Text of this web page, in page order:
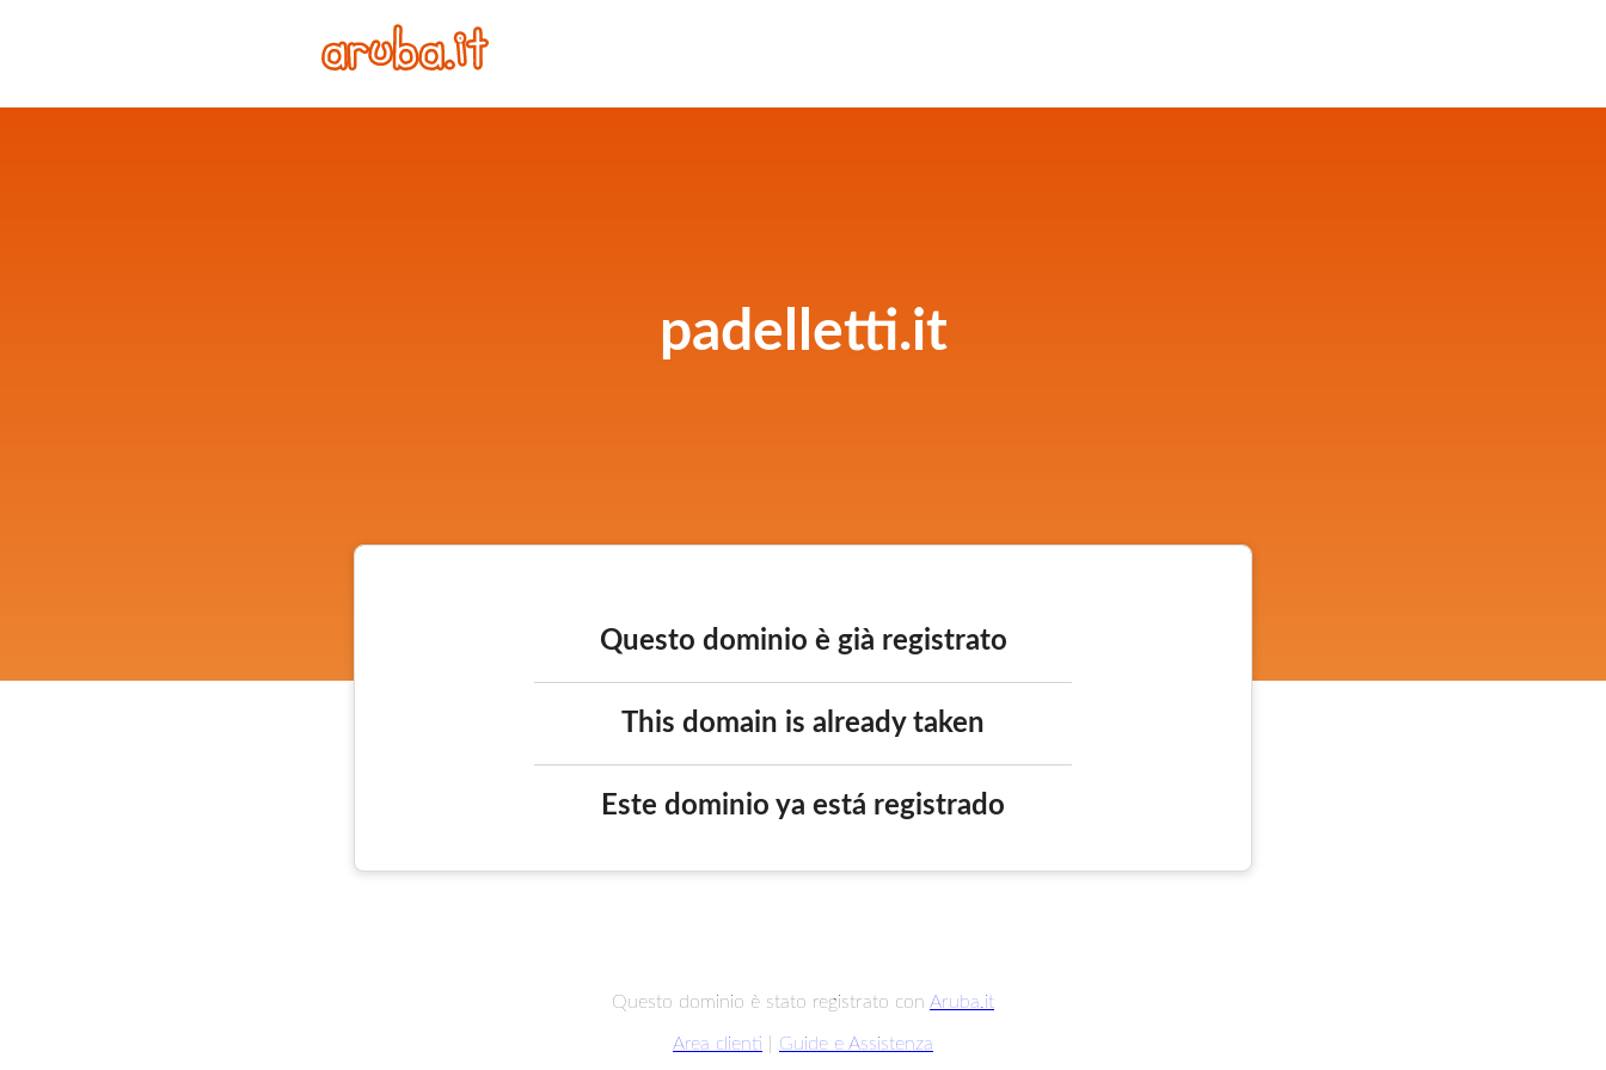
padelletti.it
Questo dominio è già registrato
This domain is already taken
Este dominio ya está registrado
Questo dominio è stato registrato con Aruba.it
Area clienti Guide e Assistenza